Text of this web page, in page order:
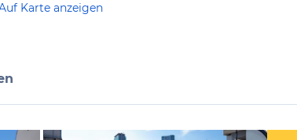
Karte anzeigen